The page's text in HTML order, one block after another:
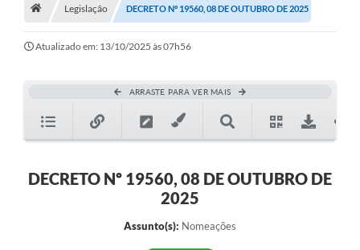
A História
Galeria de Fotos
Legislação DECRETO Nº 19560, 08 DE OUTUBRO DE 2025
Atualizado em: 13/10/2025 às 07h56
ARRASTE PARA VER MAIS
DECRETO Nº 19560, 08 DE OUTUBRO DE
2025
Assunto(s): Nomeações